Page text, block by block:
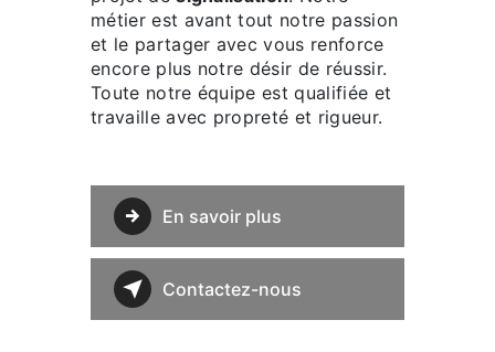
métier est avant tout notre passion
et le partager avec vous renforce
encore plus notre désir de réussir.
Toute notre équipe est qualifiée et
travaille avec propreté et rigueur.
En savoir plus
Contactez-nous